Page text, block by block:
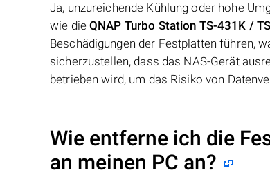
Ja, unzureichende Kühlung oder hohe
wie dieQNAP Turbo Station TS-431K /
Beschädigungen der Festplatten führen,
sicherzustellen, dass das NAS-Gerät
betrieben wird, um das Risiko von
Wie entferne ich die
an meinen PC an?